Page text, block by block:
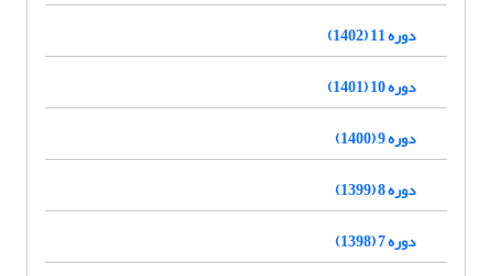
دوره 11 (1402)
دوره 10 (1401)
دوره 9 (1400)
دوره 8 (1399)
دوره 7 (1398)